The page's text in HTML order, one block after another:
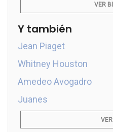
VER
Y también
Jean Piaget
Whitney Houston
Amedeo Avogadro
Juanes